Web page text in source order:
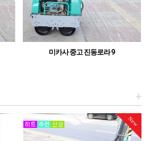
사카이 중고 진동로라 A
+
New